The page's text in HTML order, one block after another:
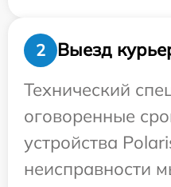
2
Выезд
Технический
оговоренные
устройства
неисправности